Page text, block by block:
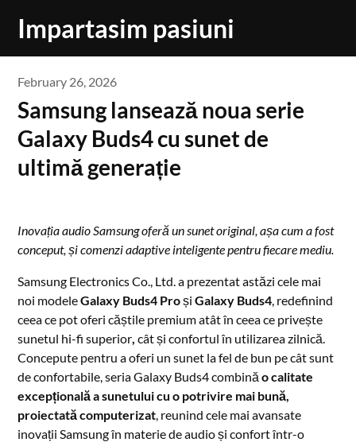
Impartasim pasiuni
February 26, 2026
Samsung lansează noua serie
Galaxy Buds4 cu sunet de
ultimă generație
Inovația audio Samsung oferă un sunet original, așa cum a fost
conceput, și comenzi adaptive inteligente pentru fiecare mediu.
Samsung Electronics Co., Ltd. a prezentat astăzi cele mai
noi modeleGalaxy Buds4 ProșiGalaxy Buds4, redefinind
ceea ce pot oferi căștile premium atât în ceea ce privește
sunetul hi-fi superior, cât și confortul în utilizarea zilnică.
Concepute pentru a oferi un sunet la fel de bun pe cât sunt
de confortabile, seria Galaxy Buds4 combinăo calitate
excepțională a sunetului cu o potrivire mai bună,
proiectată computerizat, reunind cele mai avansate
inovații Samsung în materie de audio și confort într-o